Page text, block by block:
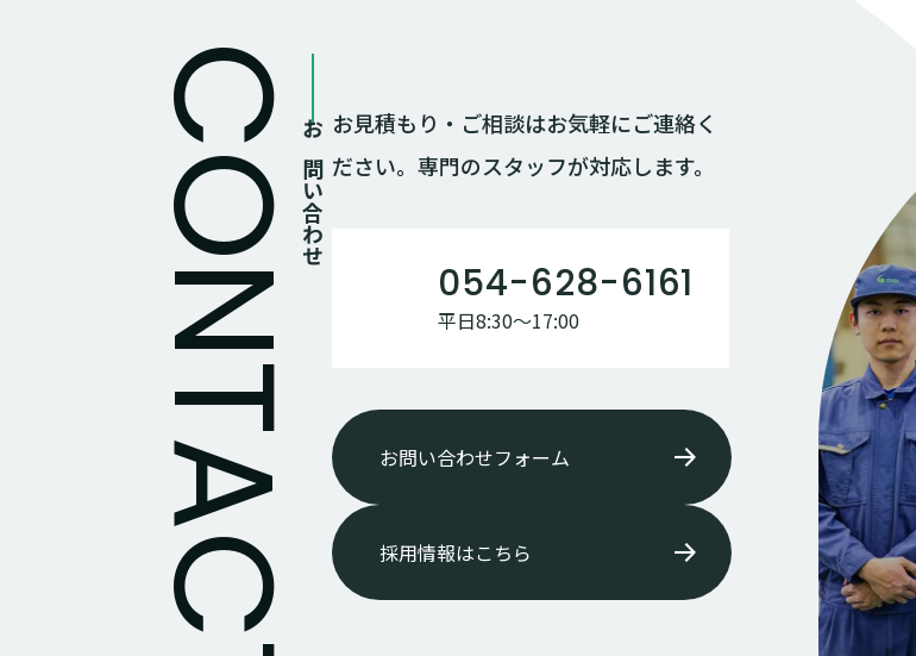
お問い合わせ
お見積もり・ご相談はお気軽にご連絡く
ださい。専門のスタッフが対応します。
054-628-6161
平日8:30〜17:00
お問い合わせフォーム
採用情報はこちら